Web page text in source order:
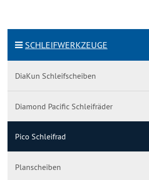
SCHLEIFWERKZEUGE
DiaKun Schleifscheiben
Diamond Pacific Schleifräder
Pico Schleifrad
Planscheiben